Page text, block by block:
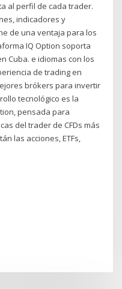
al perfil de cada trader.
indicadores y
de una ventaja para los
IQ Option soporta
Cuba. e idiomas con los
de trading en
brókers para invertir
tecnológico es la
pensada para
del trader de CFDs más
las acciones, ETFs,